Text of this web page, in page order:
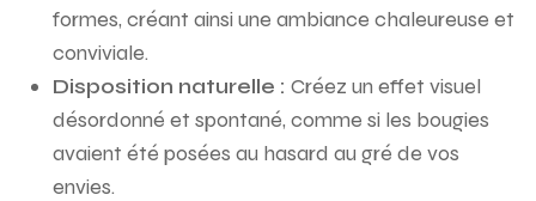
formes, créant ainsi une ambiance chaleureuse et
conviviale.
Disposition naturelle : Créez un effet visuel
désordonné et spontané, comme si les bougies
avaient été posées au hasard au gré de vos
envies.